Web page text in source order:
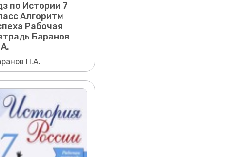
по Истории 7
Алгоритм
Рабочая
Баранов
П.А.